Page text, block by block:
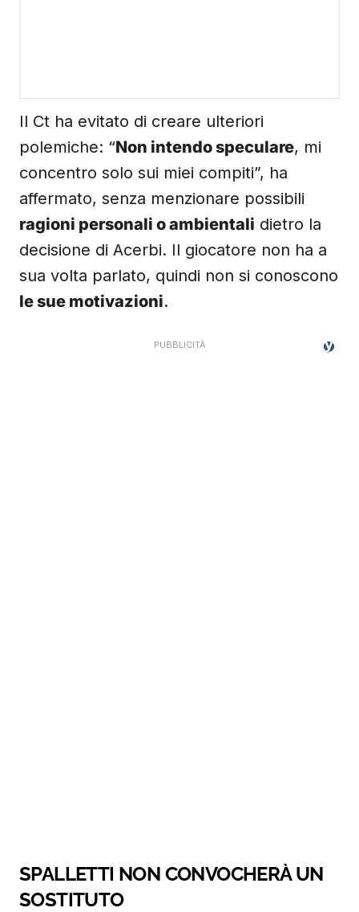
Il Ct ha evitato di creare ulteriori
polemiche: “Non intendo speculare, mi
concentro solo sui miei compiti”, ha
affermato, senza menzionare possibili
ragioni personali o ambientali dietro la
decisione di Acerbi. Il giocatore non ha a
sua volta parlato, quindi non si conoscono
le sue motivazioni.
SPALLETTI NON CONVOCHERÀ UN
SOSTITUTO